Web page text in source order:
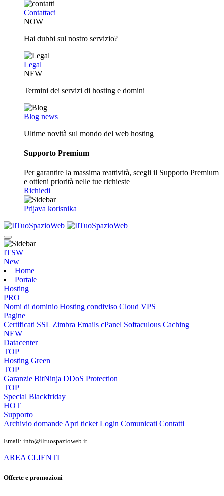
Contattaci
NOW
Hai dubbi sul nostro servizio?
Legal
NEW
Termini dei servizi di hosting e domini
Blog news
Ultime novità sul mondo del web hosting
Supporto Premium
Per garantire la massima reattività, scegli il Supporto Premium
e ottieni priorità nelle tue richieste
Richiedi
Prijava korisnika
ITSW
New
Home
Portale
Hosting
PRO
Nomi di dominio Hosting condiviso Cloud VPS
Pagine
Certificati SSL Zimbra Emails cPanel Softaculous Caching
NEW
Datacenter
TOP
Hosting Green
TOP
Garanzie BitNinja DDoS Protection
TOP
Special Blackfriday
HOT
Supporto
Archivio domandeApri ticket Login Comunicati Contatti
Email: info@iltuospazioweb.it
AREA CLIENTI
Offerte e promozioni